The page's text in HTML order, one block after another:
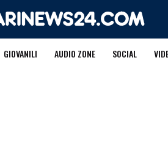
GIOVANILI AUDIO ZONE SOCIAL